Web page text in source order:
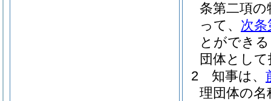
条第二項
って、 次条
とができ
団体とし
2
知事は、
理団体の